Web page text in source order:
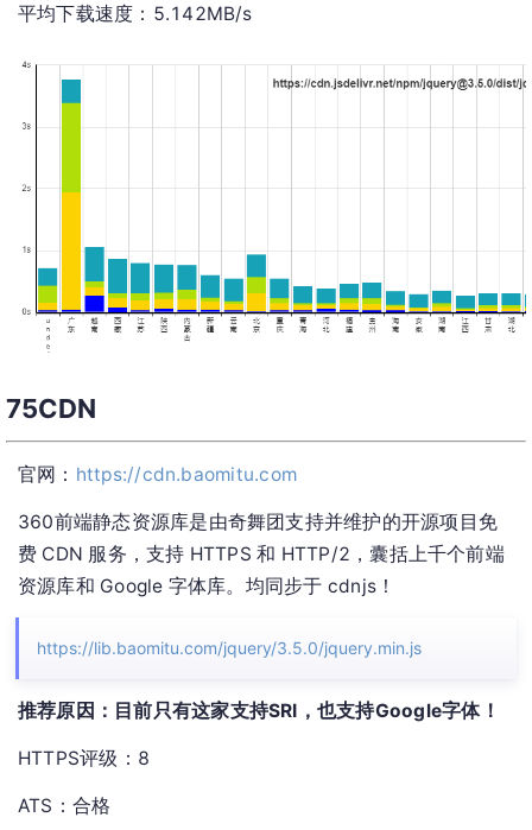
平均下载速度：5.142MB/s
75CDN
官网： https://cdn.baomitu.com
360前端静态资源库是由奇舞团支持并维护的开源项目免
费 CDN 服务，支持 HTTPS 和 HTTP/2，囊括上千个前端
资源库和 Google 字体库。均同步于 cdnjs！
https://lib.baomitu.com/jquery/3.5.0/jquery.min.js
推荐原因：目前只有这家支持SRI，也支持Google字体！
HTTPS评级：8
ATS：合格